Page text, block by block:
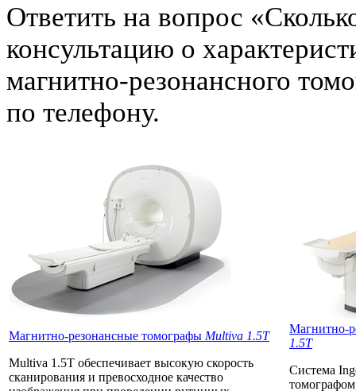
Ответить на вопрос
консультацию о
магнитно-резонансного
по телефону.
Магнитно-резонансные томографы Multiva 1.5T
Multiva 1.5T обеспечивает высокую скорость
сканирования и превосходное качество
Магнитно-
1.5T
Система